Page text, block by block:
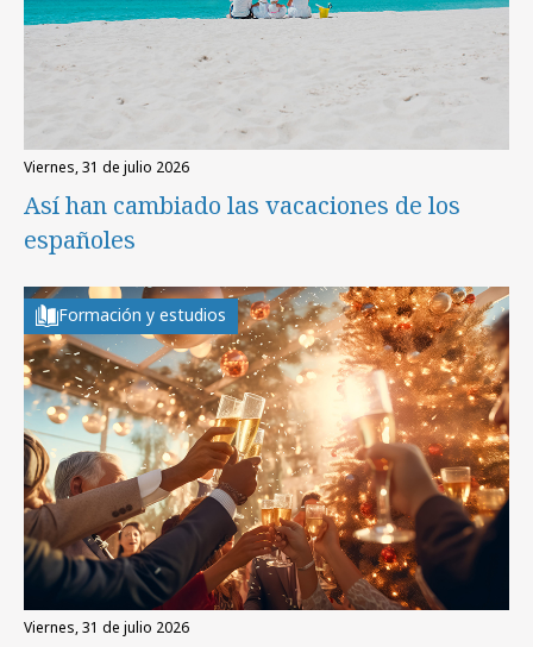
viernes, 31 de julio 2026
Así han cambiado las vacaciones de los
españoles
Formación y estudios
viernes, 31 de julio 2026